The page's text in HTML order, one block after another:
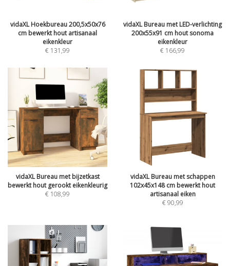
vidaXL Hoekbureau 200,5x50x76
cm bewerkt hout artisanaal
eikenkleur
€ 131,99
vidaXL Bureau met LED-verlichting
200x55x91 cm hout sonoma
eikenkleur
€ 166,99
vidaXL Bureau met bijzetkast
bewerkt hout gerookt eikenkleurig
€ 108,99
vidaXL Bureau met schappen
102x45x148 cm bewerkt hout
artisanaal eiken
€90,99